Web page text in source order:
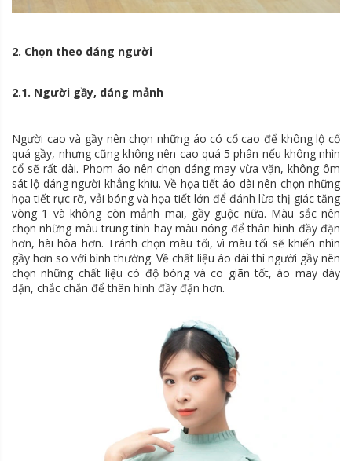
2. Chọn theo dáng người
2.1. Người gầy, dáng mảnh
Người cao và gầy nên chọn những áo có cổ cao để không lộ cổ
quá gầy, nhưng cũng không nên cao quá 5 phân nếu không nhìn
cổ sẽ rất dài. Phom áo nên chọn dáng may vừa vặn, không ôm
sát lộ dáng người khẳng khiu. Về họa tiết áo dài nên chọn những
họa tiết rực rỡ, vải bóng và họa tiết lớn để đánh lừa thị giác tăng
vòng 1 và không còn mảnh mai, gầy guộc nữa. Màu sắc nên
chọn những màu trung tính hay màu nóng để thân hình đầy đặn
hơn, hài hòa hơn. Tránh chọn màu tối, vì màu tối sẽ khiến nhìn
gầy hơn so với bình thường. Về chất liệu áo dài thì người gầy nên
chọn những chất liệu có độ bóng và co giãn tốt, áo may dày
dặn, chắc chắn để thân hình đầy đặn hơn.